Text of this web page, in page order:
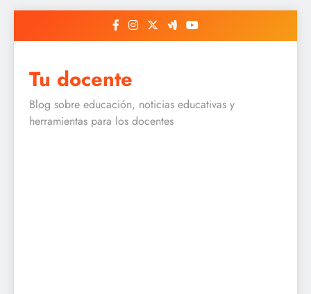
Tu docente
Blog sobre educación, noticias educativas y
herramientas para los docentes